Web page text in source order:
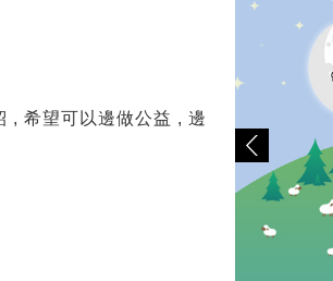
, 希望可以邊做公益 , 邊